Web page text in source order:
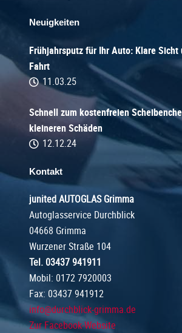
Neuigkeiten
Frühjahrsputz für Ihr Auto: Klare Sicht
Fahrt
11.03.25
Schnell zum kostenfreien
kleineren Schäden
12.12.24
Kontakt
junited AUTOGLAS Grimma
Autoglasservice Durchblick
04668 Grimma
Wurzener Straße 104
Tel. 03437 941911
Mobil: 0172 7920003
Fax: 03437 941912
info@durchblick-grimma.de
Zur Facebook-Website